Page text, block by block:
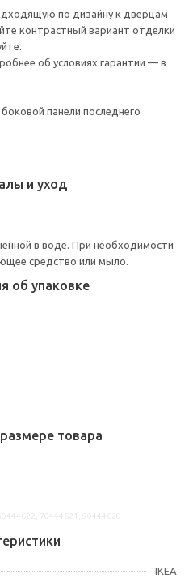
по дизайну к дверцам
контрастный вариант отделки
об условиях гарантии — в
панели последнего
и уход
в воде. При необходимости
средство или мыло.
об упаковке
товара
IKEA